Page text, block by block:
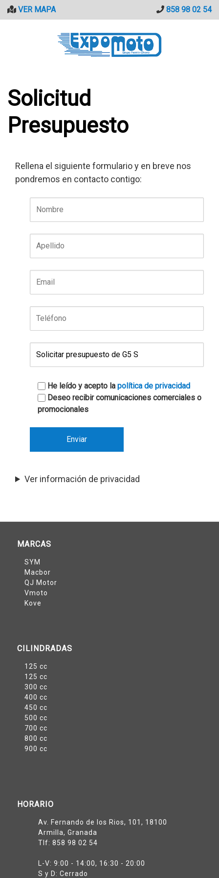
SaltarVER MAPA 858 98 02 54
Solicitud
Presupuesto
Rellena el siguiente formulario y en breve nos
pondremos en contacto contigo:
He leído y acepto la política de privacidad
Deseo recibir comunicaciones comerciales o
promocionales
Ver información de privacidad
MARCAS
SYM
Macbor
QJ Motor
Vmoto
Kove
CILINDRADAS
125 cc
125 cc
300 cc
400 cc
450 cc
500 cc
700 cc
800 cc
900 cc
HORARIO
Av. Fernando de los Rios, 101, 18100
Armilla, Granada
Tlf: 858 98 02 54
L-V: 9:00 - 14:00, 16:30 - 20:00
S y D: Cerrado